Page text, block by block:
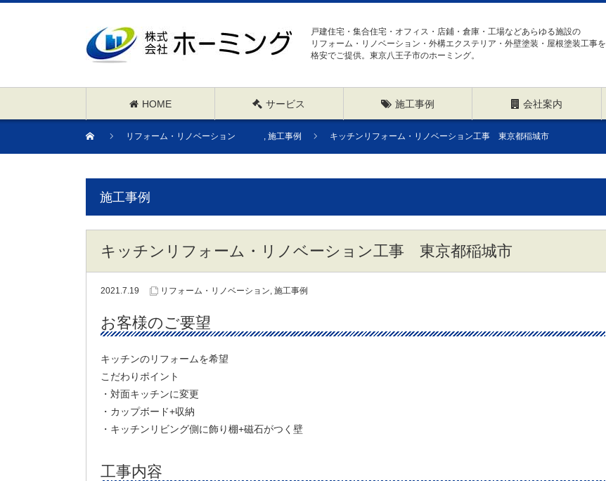
戸建住宅・集合住宅・オフィス・店鋪・倉庫・工場などあらゆる施設の
リフォーム・リノベーション・外構エクステリア・外壁塗装・屋根塗装工事を
格安でご提供。東京八王子市のホーミング。
HOME サービス 施工事例 会社案内
リフォーム・リノベーション , 施工事例 キッチンリフォーム・リノベーション工事 東京都稲城市
施工事例
キッチンリフォーム・リノベーション工事 東京都稲城市
2021.7.19 リフォーム・リノベーション, 施工事例
お客様のご要望
キッチンのリフォームを希望
こだわりポイント
・対面キッチンに変更
・カップボード+収納
・キッチンリビング側に飾り棚+磁石がつく壁
工事内容